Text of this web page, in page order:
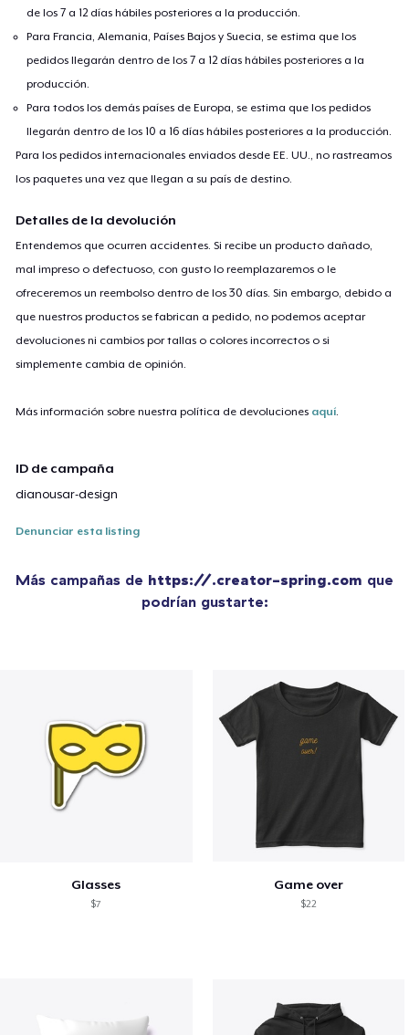
de los 7 a 12 días hábiles posteriores a la producción.
Para Francia, Alemania, Países Bajos y Suecia, se estima que los
pedidos llegarán dentro de los 7 a 12 días hábiles posteriores a la
producción.
Para todos los demás países de Europa, se estima que los pedidos
llegarán dentro de los 10 a 16 días hábiles posteriores a la producción.
Para los pedidos internacionales enviados desde EE. UU., no rastreamos
los paquetes una vez que llegan a su país de destino.
Detalles de la devolución
Entendemos que ocurren accidentes. Si recibe un producto dañado,
mal impreso o defectuoso, con gusto lo reemplazaremos o le
ofreceremos un reembolso dentro de los 30 días. Sin embargo, debido a
que nuestros productos se fabrican a pedido, no podemos aceptar
devoluciones ni cambios por tallas o colores incorrectos o si
simplemente cambia de opinión.
Más información sobre nuestra política de devoluciones aquí.
ID de campaña
dianousar-design
Denunciar esta listing
Más campañas de https://.creator-spring.com que
podrían gustarte:
Glasses
$7
Game over
$22